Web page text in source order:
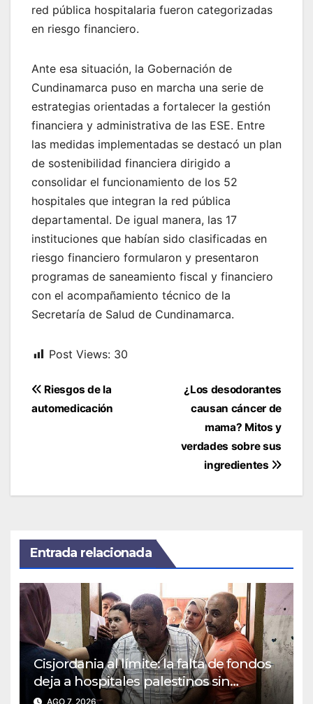
red pública hospitalaria fueron categorizadas
en riesgo financiero.
Ante esa situación, la Gobernación de
Cundinamarca puso en marcha una serie de
estrategias orientadas a fortalecer la gestión
financiera y administrativa de las ESE. Entre
las medidas implementadas se destacó un plan
de sostenibilidad financiera dirigido a
consolidar el funcionamiento de los 52
hospitales que integran la red pública
departamental. De igual manera, las 17
instituciones que habían sido clasificadas en
riesgo financiero formularon y presentaron
programas de saneamiento fiscal y financiero
con el acompañamiento técnico de la
Secretaría de Salud de Cundinamarca.
Post Views: 30
Navegación
de
¿Los desodorantes
causan cáncer de
mama? Mitos y
verdades sobre sus
ingredientes
Riesgos de la
automedicación
Entrada relacionada
Cisjordania al límite: la falta de fondos
deja a hospitales palestinos sin
medicamentos y personal
AGO 7, 2026